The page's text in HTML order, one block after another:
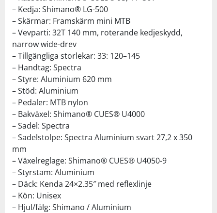
– Kedja: Shimano® LG-500
– Skärmar: Framskärm mini MTB
– Vevparti: 32T 140 mm, roterande kedjeskydd,
narrow wide-drev
– Tillgängliga storlekar: 33: 120–145
– Handtag: Spectra
– Styre: Aluminium 620 mm
– Stöd: Aluminium
– Pedaler: MTB nylon
– Bakväxel: Shimano® CUES® U4000
– Sadel: Spectra
– Sadelstolpe: Spectra Aluminium svart 27,2 x 350
mm
– Växelreglage: Shimano® CUES® U4050-9
– Styrstam: Aluminium
– Däck: Kenda 24×2.35″ med reflexlinje
– Kön: Unisex
– Hjul/fälg: Shimano / Aluminium